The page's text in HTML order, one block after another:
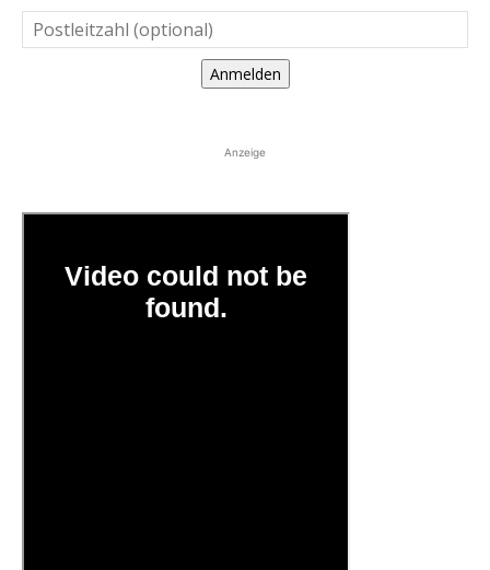
Anmelden
Anzeige